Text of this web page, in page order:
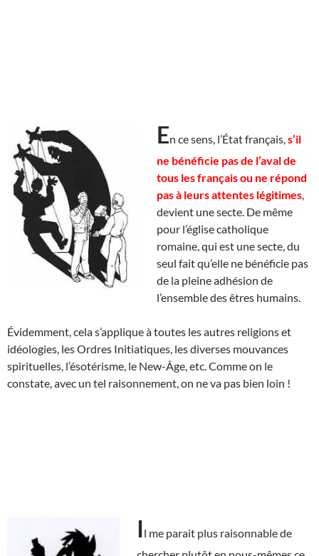
En ce sens, l’État français, s’il
ne bénéficie pas de l’aval de
tous les français ou ne répond
pas à leurs attentes légitimes
devient une secte. De même
pour l’église catholique
romaine, qui est une secte, du
seul fait qu’elle ne bénéficie pas
de la pleine adhésion de
l’ensemble des êtres humains.
Évidemment, cela s’applique à toutes les autres religions et
idéologies, les Ordres Initiatiques, les diverses mouvances
spirituelles, l’ésotérisme, le New-Âge, etc. Comme on le
constate, avec un tel raisonnement, on ne va pas bien loin !
Il me parait plus raisonnable de